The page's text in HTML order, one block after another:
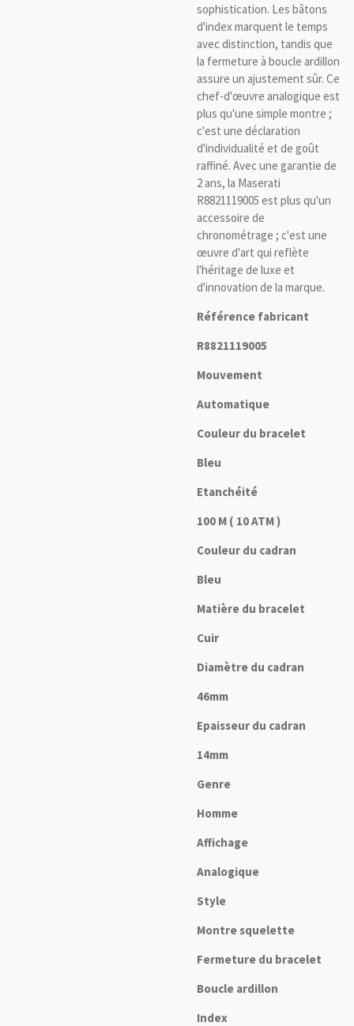
sophistication. Les bâtons
d'index marquent le temps
avec distinction, tandis que
la fermeture à boucle ardillon
assure un ajustement sûr. Ce
chef-d'œuvre analogique est
plus qu'une simple montre ;
c'est une déclaration
d'individualité et de goût
raffiné. Avec une garantie de
2 ans, la Maserati
R8821119005 est plus qu'un
accessoire de
chronométrage ; c'est une
œuvre d'art qui reflète
l'héritage de luxe et
d'innovation de la marque.
Référence fabricant
R8821119005
Mouvement
Automatique
Couleur du bracelet
Bleu
Etanchéité
100 M ( 10 ATM )
Couleur du cadran
Bleu
Matière du bracelet
Cuir
Diamètre du cadran
46mm
Epaisseur du cadran
14mm
Genre
Homme
Affichage
Analogique
Style
Montre squelette
Fermeture du bracelet
Boucle ardillon
Index